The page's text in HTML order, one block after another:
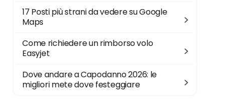
17 Posti più strani da vedere su Google
Maps
Come richiedere un rimborso volo
Easyjet
Dove andare a Capodanno 2026: le
migliori mete dove festeggiare